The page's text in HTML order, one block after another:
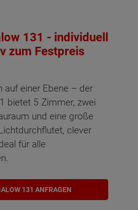
131 - individuell
zum Festpreis
auf einer Ebene – der
bietet 5 Zimmer, zwei
und eine große
clever
für alle
131 ANFRAGEN